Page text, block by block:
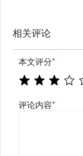
相关评论
本文评分*
评论内容*